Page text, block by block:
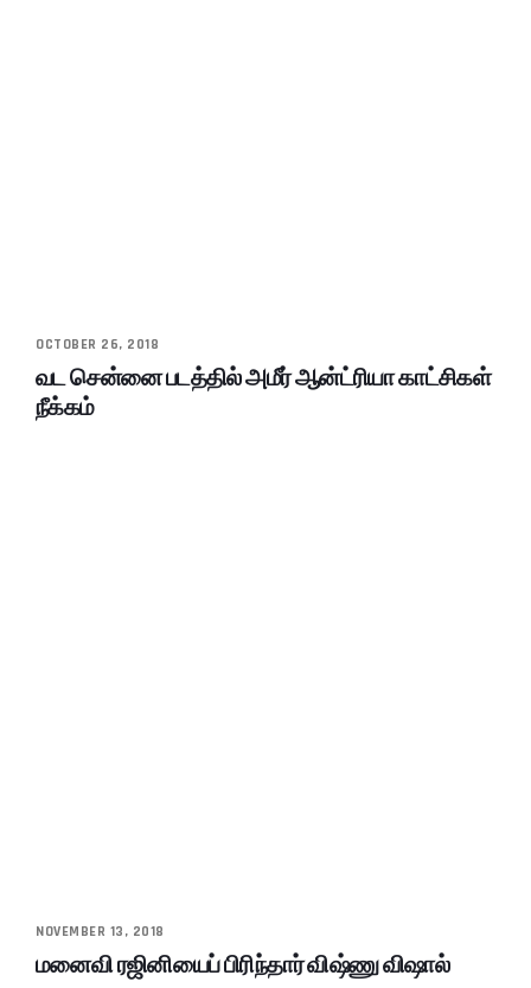
OCTOBER 26, 2018
வட சென்னை படத்தில் அமீர் ஆன்ட்ரியா காட்சிகள்
நீக்கம்
NOVEMBER 13, 2018
மனைவி ரஜினியைப் பிரிந்தார் விஷ்ணு விஷால்